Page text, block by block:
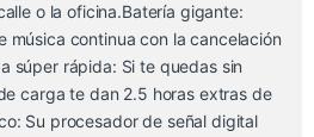
o la oficina.Batería gigante:
música continua con la cancelación
súper rápida: Si te quedas sin
carga te dan 2.5 horas extras de
Su procesador de señal digital